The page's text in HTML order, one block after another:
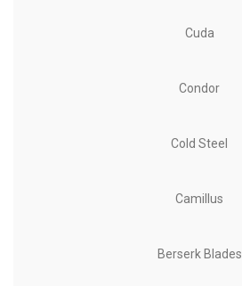
Cuda
Condor
Cold Steel
Camillus
Berserk Blades